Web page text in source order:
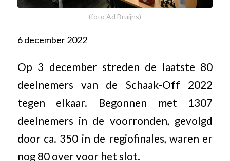
(foto Ad Bruijns)
6 december 2022
Op 3 december streden de laatste 80
deelnemers van de Schaak-Off 2022
tegen elkaar. Begonnen met 1307
deelnemers in de voorronden, gevolgd
door ca. 350 in de regiofinales, waren er
nog 80 over voor het slot.